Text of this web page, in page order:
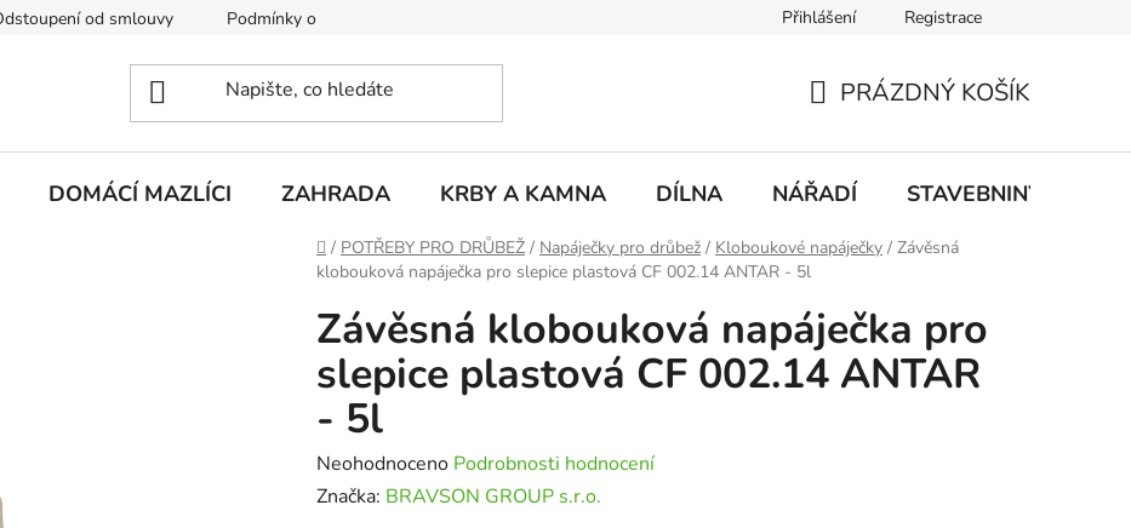
od smlouvy Podmínky ochrany osobních údajů Doprava a platbaPřihlášení Registrace
KOŠÍK
PRÁZDNÝ KOŠÍK
DOMÁCÍ MAZLÍCI ZAHRADA KRBY A KAMNA DÍLNA NÁŘADÍ STAVEBNINY
Domů
/ POTŘEBY PRO DRŮBEŽ / Napáječky pro drůbež / Kloboukové napáječky / Závěsná
klobouková napáječka pro slepice plastová CF 002.14 ANTAR - 5l
Závěsná klobouková napáječka pro
slepice plastová CF 002.14 ANTAR
- 5l
Průměrné
hodnocení
Neohodnoceno Podrobnosti hodnocení
Značka: BRAVSON GROUP s.r.o.